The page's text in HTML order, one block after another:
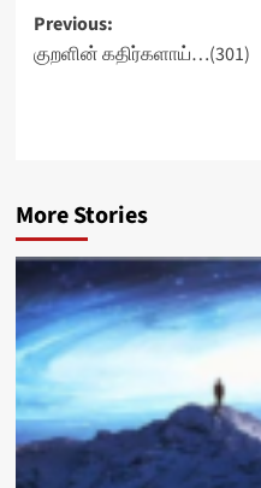
Post
navigation
Previous:
குறளின் கதிர்களாய்…(301)
More Stories